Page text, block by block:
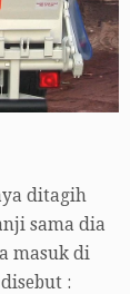
ditagih
sama dia
masuk di
: